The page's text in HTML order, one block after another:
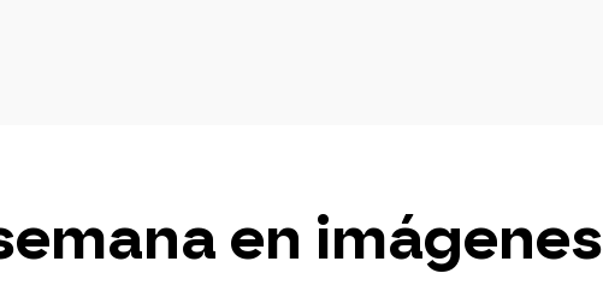
en imágenes